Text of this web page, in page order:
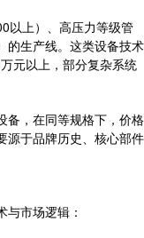
以上）、高压力等级管
的生产线。这类设备技术
元以上，部分复杂系统
备，在同等规格下，价格
源于品牌历史、核心部件
市场逻辑：